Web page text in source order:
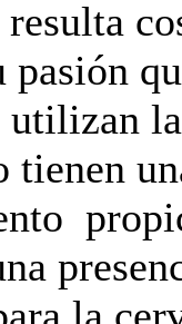
pasión
utilizan